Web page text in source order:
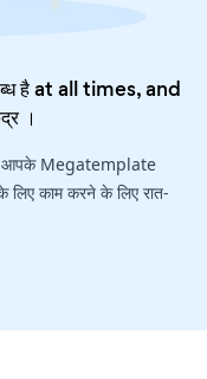
है at all times, and
।
आपके Megatemplate
काम करने के लिए रात-